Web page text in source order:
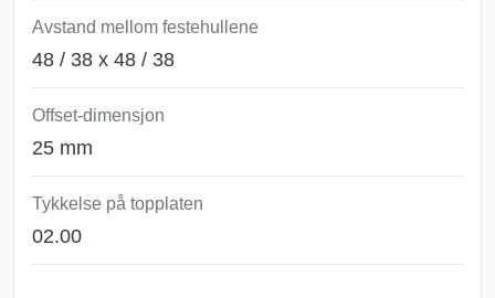
Avstand mellom festehullene
48 / 38 x 48 / 38
Offset-dimensjon
25 mm
Tykkelse på topplaten
02.00